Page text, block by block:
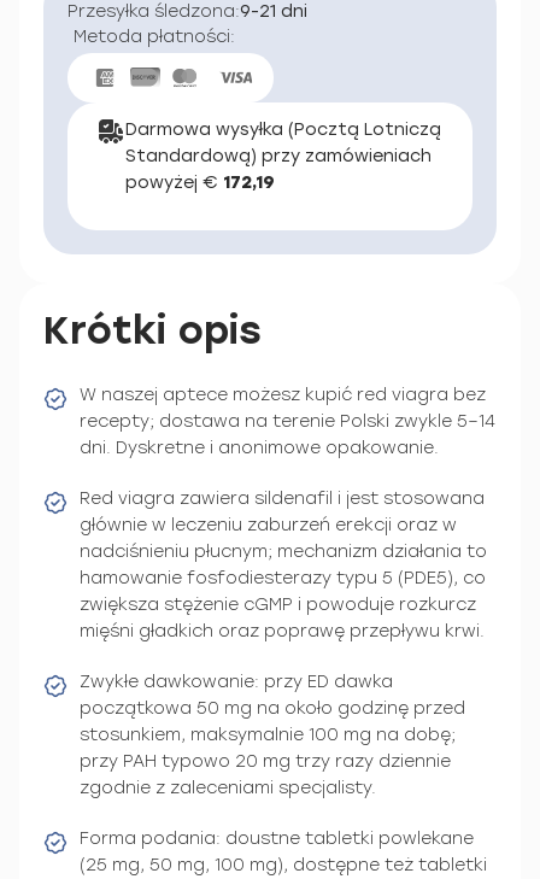
Przesyłka śledzona:9-21 dni
Metoda płatności:
Darmowa wysyłka (Pocztą Lotniczą
Standardową) przy zamówieniach
powyżej € 172,19
Krótki opis
W naszej aptece możesz kupić red viagra bez
recepty; dostawa na terenie Polski zwykle 5–14
dni. Dyskretne i anonimowe opakowanie.
Red viagra zawiera sildenafil i jest stosowana
głównie w leczeniu zaburzeń erekcji oraz w
nadciśnieniu płucnym; mechanizm działania to
hamowanie fosfodiesterazy typu 5 (PDE5), co
zwiększa stężenie cGMP i powoduje rozkurcz
mięśni gładkich oraz poprawę przepływu krwi.
Zwykłe dawkowanie: przy ED dawka
początkowa 50 mg na około godzinę przed
stosunkiem, maksymalnie 100 mg na dobę;
przy PAH typowo 20 mg trzy razy dziennie
zgodnie z zaleceniami specjalisty.
Forma podania: doustne tabletki powlekane
(25 mg, 50 mg, 100 mg), dostępne też tabletki